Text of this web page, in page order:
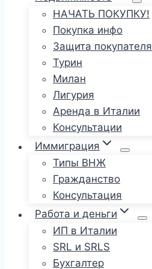
НАЧАТЬ ПОКУПКУ!
Покупка инфо
Защита покупателя
Турин
Милан
Лигурия
Аренда в Италии
Консультации
Иммиграция
Типы ВНЖ
Гражданство
Консультация
Работа и деньги
ИП в Италии
SRL и SRLS
Бухгалтер